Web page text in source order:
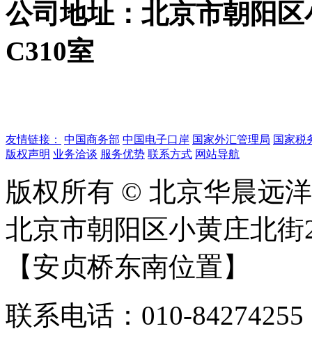
公司地址：北京市朝阳
C310室
友情链接： 中国商务部 中国电子口岸 国家外汇管理局 国家税
版权声明 业务洽谈 服务优势 联系方式 网站导航
版权所有 © 北京华晨远
北京市朝阳区小黄庄北
【安贞桥东南位置】
联系电话：010-